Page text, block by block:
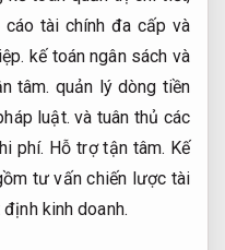
cáo tài chính đa cấp và
kế toán ngân sách và
tâm. quản lý dòng tiền
luật. và tuân thủ các
phí. Hỗ trợ tận tâm. Kế
tư vấn chiến lược tài
kinh doanh.